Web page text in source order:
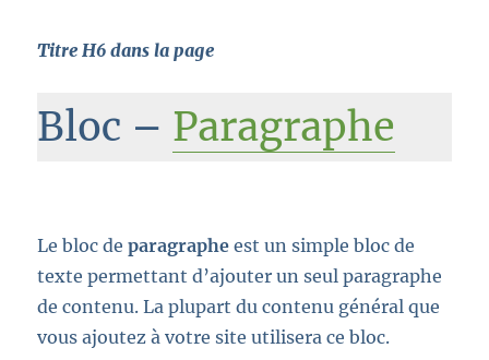
Titre H6 dans la page
Bloc – Paragraphe
Le bloc deparagraphe est un simple bloc de
texte permettant d’ajouter un seul paragraphe
de contenu. La plupart du contenu général que
vous ajoutez à votre site utilisera ce bloc.